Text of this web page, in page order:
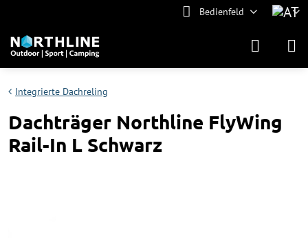
Bedienfeld
Integrierte Dachreling
Dachträger Northline FlyWing
Rail-In L Schwarz